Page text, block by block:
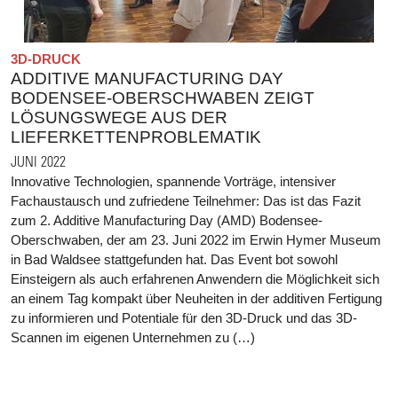
3D-DRUCK
ADDITIVE MANUFACTURING DAY
BODENSEE-OBERSCHWABEN ZEIGT
LÖSUNGSWEGE AUS DER
LIEFERKETTENPROBLEMATIK
JUNI 2022
Innovative Technologien, spannende Vorträge, intensiver
Fachaustausch und zufriedene Teilnehmer: Das ist das Fazit
zum 2. Additive Manufacturing Day (AMD) Bodensee-
Oberschwaben, der am 23. Juni 2022 im Erwin Hymer Museum
in Bad Waldsee stattgefunden hat. Das Event bot sowohl
Einsteigern als auch erfahrenen Anwendern die Möglichkeit sich
an einem Tag kompakt über Neuheiten in der additiven Fertigung
zu informieren und Potentiale für den 3D-Druck und das 3D-
Scannen im eigenen Unternehmen zu (…)